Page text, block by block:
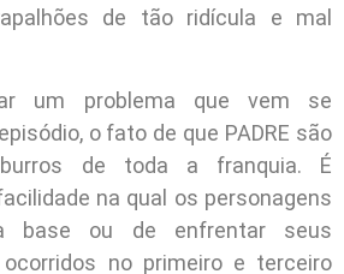
de tão ridícula e mal
um problema que vem se
o fato de que PADRE são
de toda a franquia. É
na qual os personagens
base ou de enfrentar seus
ocorridos no primeiro e terceiro